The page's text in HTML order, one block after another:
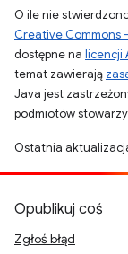
O ile nie
Creative Commons
dostępne na licencji
temat zawierają
Java jest
podmiotów
Ostatnia
Opublikuj coś
Zgłoś błąd